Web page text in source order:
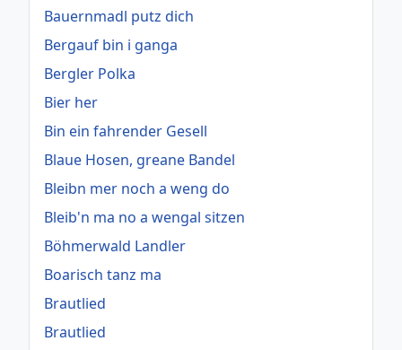
Bauernmadl putz dich
Bergauf bin i ganga
Bergler Polka
Bier her
Bin ein fahrender Gesell
Blaue Hosen, greane Bandel
Bleibn mer noch a weng do
Bleib'n ma no a wengal sitzen
Böhmerwald Landler
Boarisch tanz ma
Brautlied
Brautlied